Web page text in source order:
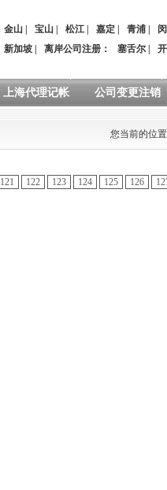
金山 宝山 松江 嘉定 青浦
新加坡 离岸公司注册 ： 塞舌尔
上海代理记帐 公司变更注销
您当前的位置
121 122 123 124 125 126